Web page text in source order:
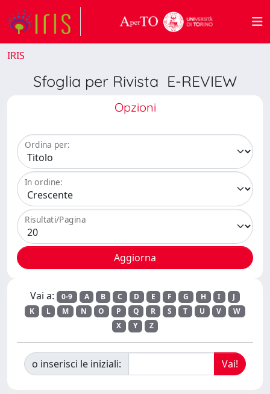
IRIS
Sfoglia per Rivista E-REVIEW
Opzioni
Ordina per:
In ordine:
Risultati/Pagina
Vai a: 0-9 A B C D E F G H I
J
K
L M N O P Q R S T U V
W
X
Y Z
o inserisci le iniziali: